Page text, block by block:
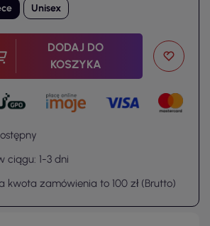
Unisex
DODAJ DO
KOSZYKA
ciągu: 1-3 dni
kwota zamówienia to 100 zł (Brutto)